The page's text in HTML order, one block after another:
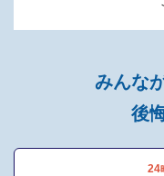
みんな
後
24